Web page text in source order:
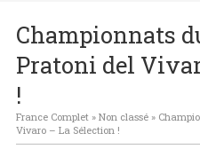
indoor reviennent le 23
Championnats
Pratoni del
!
France Complet» Non classé»
Vivaro – La Sélection !